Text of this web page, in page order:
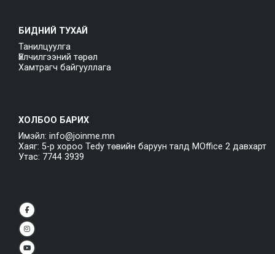
БИДНИЙ ТУХАЙ
Танилцуулга
Үйлчилгээний төрөл
Хамтрагч байгууллага
ХОЛБОО БАРИХ
Имэйл: info@joinme.mn
Хаяг: 5-р хороо Tedy төвийн баруун талд MOffice 2 давхарт
Утас: 7744 3939